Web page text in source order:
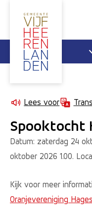
Lees voor
Spooktocht
Datum: zaterdag 24
oktober 2026 1.00.
Kijk voor meer
Oranjevereniging